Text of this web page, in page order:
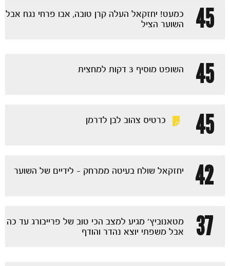
45
כמעט! יחזקאל העלה קרן טובה, אבו פרחי נגח אבל
השוער הציל
45 השופט מוסיף 3 דקות למחצית
45 כרטיס צהוב לבן לדרמן
42 יחזקאל שולח בעיטה ממרחק - לידיים של השוער
37
מטאנוביץ' מגיע למצב הכי טוב של פרייבורג עד כה
אבל משפתי יוצא נהדר והודף